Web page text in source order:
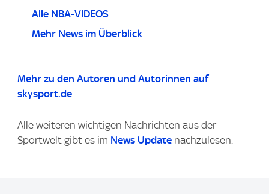
Alle NBA-VIDEOS
Mehr News im Überblick
Mehr zu den Autoren und Autorinnen auf
skysport.de
Alle weiteren wichtigen Nachrichten aus der
Sportwelt gibt es im News Update nachzulesen.